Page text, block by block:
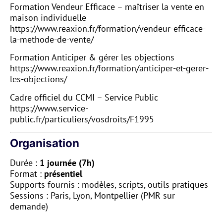
Formation Vendeur Efficace – maîtriser la vente en
maison individuelle
https://www.reaxion.fr/formation/vendeur-efficace-
la-methode-de-vente/
Formation Anticiper & gérer les objections
https://www.reaxion.fr/formation/anticiper-et-gerer-
les-objections/
Cadre officiel du CCMI – Service Public
https://www.service-
public.fr/particuliers/vosdroits/F1995
Organisation
Durée : 1 journée (7h)
Format : présentiel
Supports fournis : modèles, scripts, outils pratiques
Sessions : Paris, Lyon, Montpellier (PMR sur
demande)